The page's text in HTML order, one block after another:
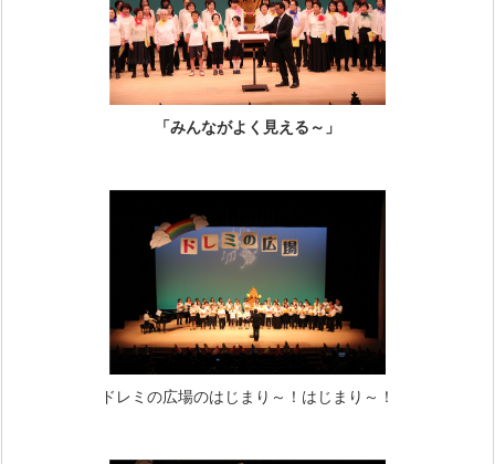
「みんながよく見える～」
ドレミの広場のはじまり～！はじまり～！